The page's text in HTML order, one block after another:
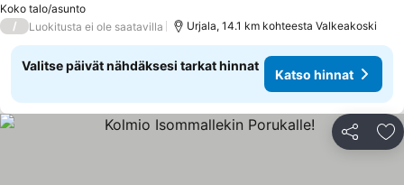
Koko talo/asunto
/ Luokitusta ei ole saatavilla Urjala, 14.1 km kohteesta Valkeakoski
Valitse päivät nähdäksesi tarkat hinnat
Katso hinnat
Jaa